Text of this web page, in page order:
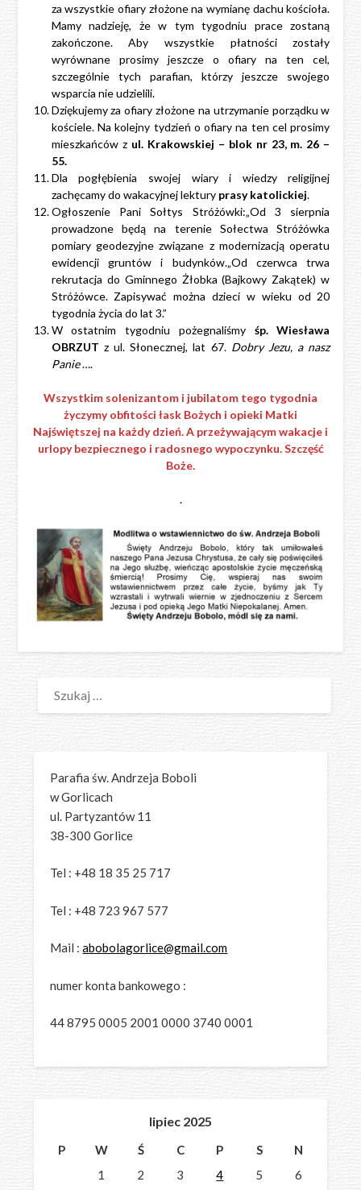
za wszystkie ofiary złożone na wymianę dachu kościoła.
Mamy nadzieję, że w tym tygodniu prace zostaną
zakończone. Aby wszystkie płatności zostały
wyrównane prosimy jeszcze o ofiary na ten cel,
szczególnie tych parafian, którzy jeszcze swojego
wsparcia nie udzielili.
Dziękujemy za ofiary złożone na utrzymanie porządku w
kościele. Na kolejny tydzień o ofiary na ten cel prosimy
mieszkańców z ul. Krakowskiej – blok nr 23, m. 26 –
55.
Dla pogłębienia swojej wiary i wiedzy religijnej
zachęcamy do wakacyjnej lektury prasy katolickiej.
Ogłoszenie Pani Sołtys Stróżówki:„Od 3 sierpnia
prowadzone będą na terenie Sołectwa Stróżówka
pomiary geodezyjne związane z modernizacją operatu
ewidencji gruntów i budynków.„Od czerwca trwa
rekrutacja do Gminnego Żłobka (Bajkowy Zakątek) w
Stróżówce. Zapisywać można dzieci w wieku od 20
tygodnia życia do lat 3.”
W ostatnim tygodniu pożegnaliśmy śp. Wiesława
OBRZUT z ul. Słonecznej, lat 67. Dobry Jezu, a nasz
Panie….
Wszystkim solenizantom i jubilatom tego tygodnia
życzymy obfitości łask Bożych i opieki Matki
Najświętszej na każdy dzień.A przeżywającym wakacje i
urlopy bezpiecznego i radosnego wypoczynku. Szczęść
Boże.
.
Parafia św. Andrzeja Boboli
w Gorlicach
ul. Partyzantów 11
38-300 Gorlice
Tel : +48 18 35 25 717
Tel : +48 723 967 577
Mail :abobolagorlice@gmail.com
numer konta bankowego :
44 8795 0005 2001 0000 3740 0001
lipiec 2025
P W Ś C P S
N
1
2 3 4 5 6